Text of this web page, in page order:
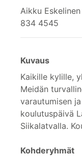
Aikku
834 4545
Kuvaus
Kaikille kylille,
Meidän
varautumisen
koulutuspäivä
Siikalatvalla.
Kohderyhmät